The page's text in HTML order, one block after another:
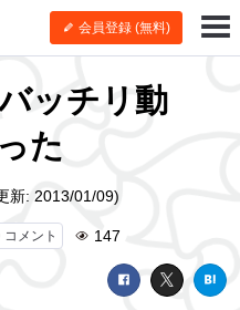
会員登録 (無料)
ッチリ動
た
コメント 147
新: 2013/01/09)